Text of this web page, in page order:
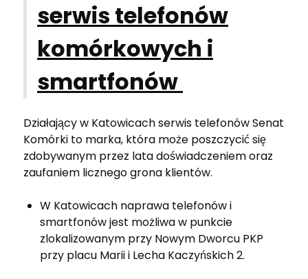
serwis telefonów
komórkowych i
smartfonów
Działający w Katowicach serwis telefonów Senat
Komórki to marka, która może poszczycić się
zdobywanym przez lata doświadczeniem oraz
zaufaniem licznego grona klientów.
W Katowicach naprawa telefonów i
smartfonów jest możliwa w punkcie
zlokalizowanym przy Nowym Dworcu PKP
przy placu Marii i Lecha Kaczyńskich 2.